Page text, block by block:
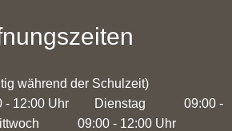
während der Schulzeit)
12:00 Uhr Dienstag 09:00 -
09:00 - 12:00 Uhr